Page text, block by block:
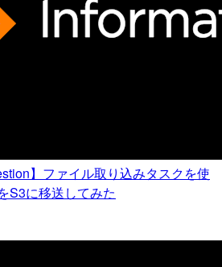
】ファイル取り込みタスクを使
S3に移送してみた